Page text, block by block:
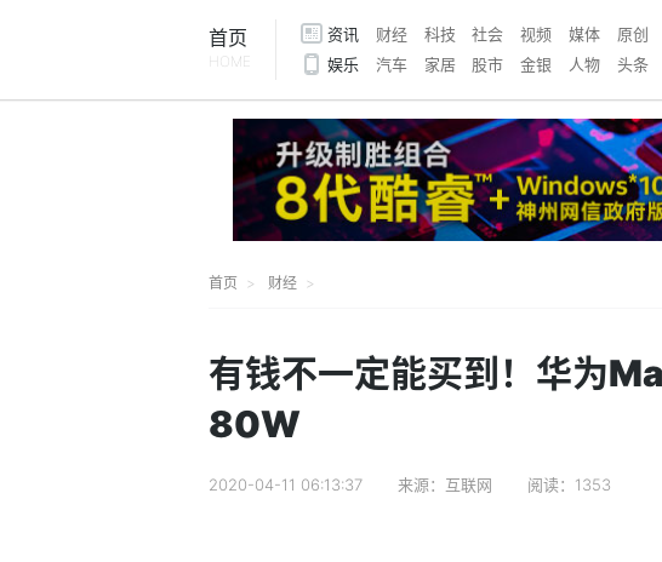
首页
HOME
资讯 财经 科技 社会 视频 媒体 原创
娱乐
汽车 家居 股市 金银 人物 头条
首页 财经
有钱不一定能买到！华为
80W
2020-04-11 06:13:37 来源：互联网 阅读：1353